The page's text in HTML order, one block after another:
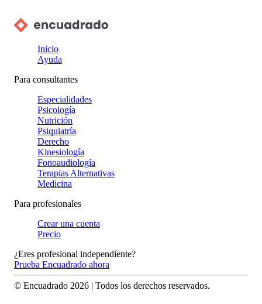
Inicio
Ayuda
Para consultantes
Especialidades
Psicología
Nutrición
Psiquiatría
Derecho
Kinesiología
Fonoaudiología
Terapias Alternativas
Medicina
Para profesionales
Crear una cuenta
Precio
¿Eres profesional independiente?
Prueba Encuadrado ahora
© Encuadrado 2026 | Todos los derechos reservados.